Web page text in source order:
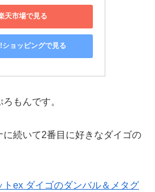
天市場で見る
ショッピングで見る
もんです。
続いて2番目に好きなダイゴの
トex ダイゴのダンバル＆メタグ